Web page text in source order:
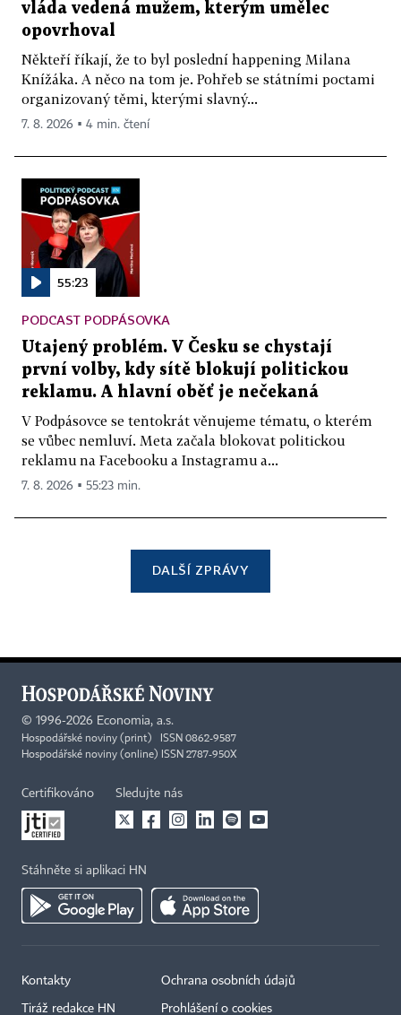
vláda vedená mužem, kterým umělec
opovrhoval
Někteří říkají, že to byl poslední happening Milana
Knížáka. A něco na tom je. Pohřeb se státními poctami
organizovaný těmi, kterými slavný...
7. 8. 2026 ▪ 4 min. čtení
55:23
PODCAST PODPÁSOVKA
Utajený problém. V Česku se chystají
první volby, kdy sítě blokují politickou
reklamu. A hlavní oběť je nečekaná
V Podpásovce se tentokrát věnujeme tématu, o kterém
se vůbec nemluví. Meta začala blokovat politickou
reklamu na Facebooku a Instagramu a...
7. 8. 2026 ▪ 55:23 min.
DALŠÍ ZPRÁVY
© 1996-2026 Economia, a.s.
Hospodářské noviny (print) ISSN 0862-9587
Hospodářské noviny (online) ISSN 2787-950X
Certifikováno Sledujte nás
Stáhněte si aplikaci HN
Kontakty
Tiráž redakce HN
Ochrana osobních údajů
Prohlášení o cookies